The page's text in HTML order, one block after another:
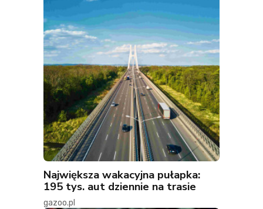
Największa wakacyjna pułapka:
195 tys. aut dziennie na trasie
gazoo.pl